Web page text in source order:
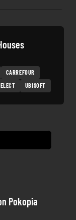
CARREFOUR
UBISOFT
Pokopia